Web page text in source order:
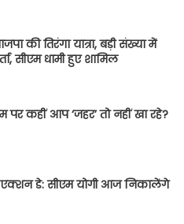
की तिरंगा यात्रा, बड़ी संख्या में
सीएम धामी हुए शामिल
पर कहीं आप ‘जहर’ तो नहीं खा रहे?
एक्शन डे: सीएम योगी आज निकालेंगे